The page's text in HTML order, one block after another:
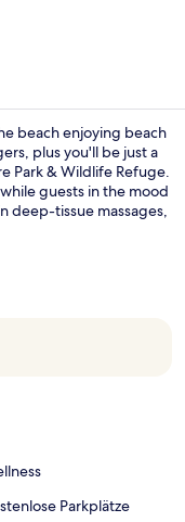
beach enjoying beach
plus you'll be just a
Park & Wildlife Refuge.
guests in the mood
deep-tissue massages,
dinner. Other
bar, and a children's
Parkplätze